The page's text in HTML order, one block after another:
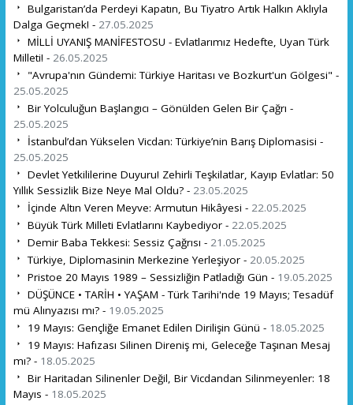
Bulgaristan’da Perdeyi Kapatın, Bu Tiyatro Artık Halkın Aklıyla
Dalga Geçmek! - 27.05.2025
MİLLİ UYANIŞ MANİFESTOSU - Evlatlarımız Hedefte, Uyan Türk
Milleti! - 26.05.2025
"Avrupa'nın Gündemi: Türkiye Haritası ve Bozkurt'un Gölgesi" -
25.05.2025
Bir Yolculuğun Başlangıcı – Gönülden Gelen Bir Çağrı -
25.05.2025
İstanbul’dan Yükselen Vicdan: Türkiye’nin Barış Diplomasisi -
25.05.2025
Devlet Yetkililerine Duyuru! Zehirli Teşkilatlar, Kayıp Evlatlar: 50
Yıllık Sessizlik Bize Neye Mal Oldu? - 23.05.2025
İçinde Altın Veren Meyve: Armutun Hikâyesi - 22.05.2025
Büyük Türk Milleti Evlatlarını Kaybediyor - 22.05.2025
Demir Baba Tekkesi: Sessiz Çağrısı - 21.05.2025
Türkiye, Diplomasinin Merkezine Yerleşiyor - 20.05.2025
Pristoe 20 Mayıs 1989 – Sessizliğin Patladığı Gün - 19.05.2025
DÜŞÜNCE • TARİH • YAŞAM - Türk Tarihi'nde 19 Mayıs; Tesadüf
mü Alınyazısı mı? - 19.05.2025
19 Mayıs: Gençliğe Emanet Edilen Dirilişin Günü - 18.05.2025
19 Mayıs: Hafızası Silinen Direniş mi, Geleceğe Taşınan Mesaj
mı? - 18.05.2025
Bir Haritadan Silinenler Değil, Bir Vicdandan Silinmeyenler: 18
Mayıs - 18.05.2025